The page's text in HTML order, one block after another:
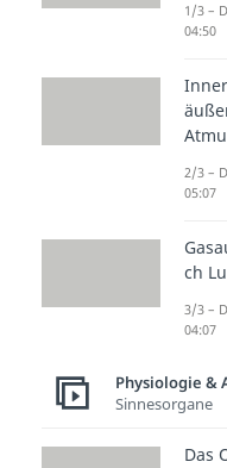
Nach
zu
1/3 –
04:50
2/3 –
05:07
ch
3/3 –
04:07
Physiologie &
Sinnesorgane
Das